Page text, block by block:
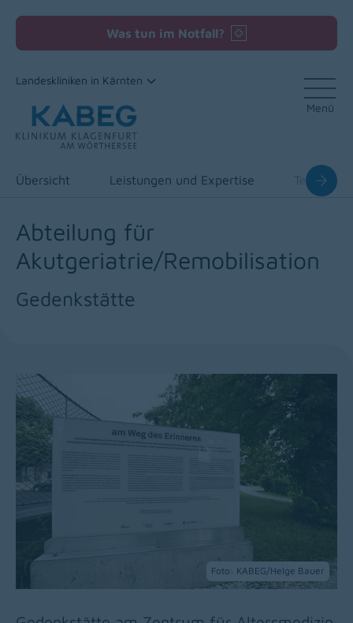
Zum Inhalt
Was tun im Notfall?
Landeskliniken in Kärnten
Menü
Übersicht Leistungen und Expertise Team
Abteilung für
Akutgeriatrie/Remobilisation
Gedenkstätte
Foto: KABEG/Helge Bauer